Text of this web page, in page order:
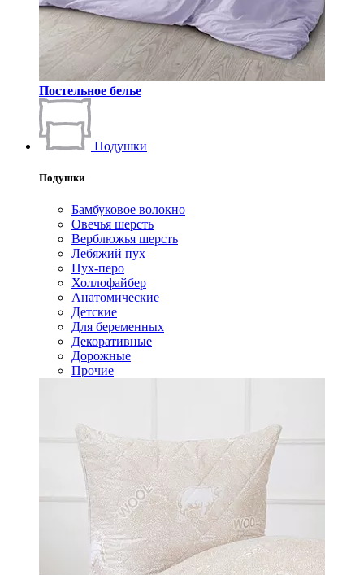
Постельное белье
Подушки
Подушки
Бамбуковое волокно
Овечья шерсть
Верблюжья шерсть
Лебяжий пух
Пух-перо
Холлофайбер
Анатомические
Детские
Для беременных
Декоративные
Дорожные
Прочие